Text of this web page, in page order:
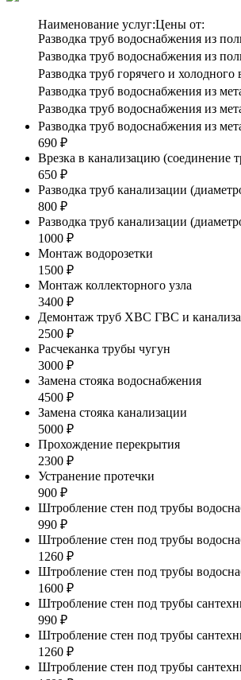
Наименование услуг:Цены от:
Разводка труб водоснабжения из
Разводка труб водоснабжения из
Разводка труб горячего и
Разводка труб водоснабжения из
Разводка труб водоснабжения из
Разводка труб водоснабжения из
690 ₽
Врезка в канализацию (соединение
650 ₽
Разводка труб канализации
800 ₽
Разводка труб канализации
1000 ₽
Монтаж водорозетки
1500 ₽
Монтаж коллекторного узла
3400 ₽
Демонтаж труб ХВС ГВС и
2500 ₽
Расчеканка трубы чугун
3000 ₽
Замена стояка водоснабжения
4500 ₽
Замена стояка канализации
5000 ₽
Прохождение перекрытия
2300 ₽
Устранение протечки
900 ₽
Штробление стен под трубы
990 ₽
Штробление стен под трубы
1260 ₽
Штробление стен под трубы
1600 ₽
Штробление стен под трубы
990 ₽
Штробление стен под трубы
1260 ₽
Штробление стен под трубы